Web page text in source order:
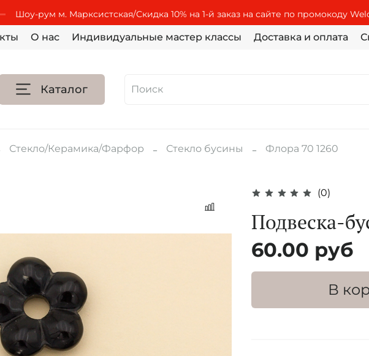
Шоу-рум м. Марксистская/Скидка 10% на 1-й заказ на сайте по промокоду
О нас Индивидуальные мастер классы Доставка и оплата
Каталог
Стекло/Керамика/Фарфор Стекло бусины Флора 70 1260
(0)
Подвеска-
60.00 руб
В